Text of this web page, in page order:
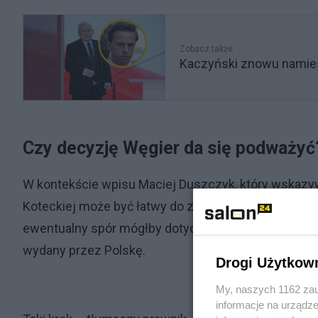
Zobacz także
Kaczyński znowu
Czy decyzję Węgier da się
W kontekście wpisu Maciej Duszczyk, który
Koteckiej może być łatwy do zakwestionowania
ewentualny spór mógłby dotyczyć odmowy
wydany przez Polskę.
Drogi
My, naszych 1162
informacje na